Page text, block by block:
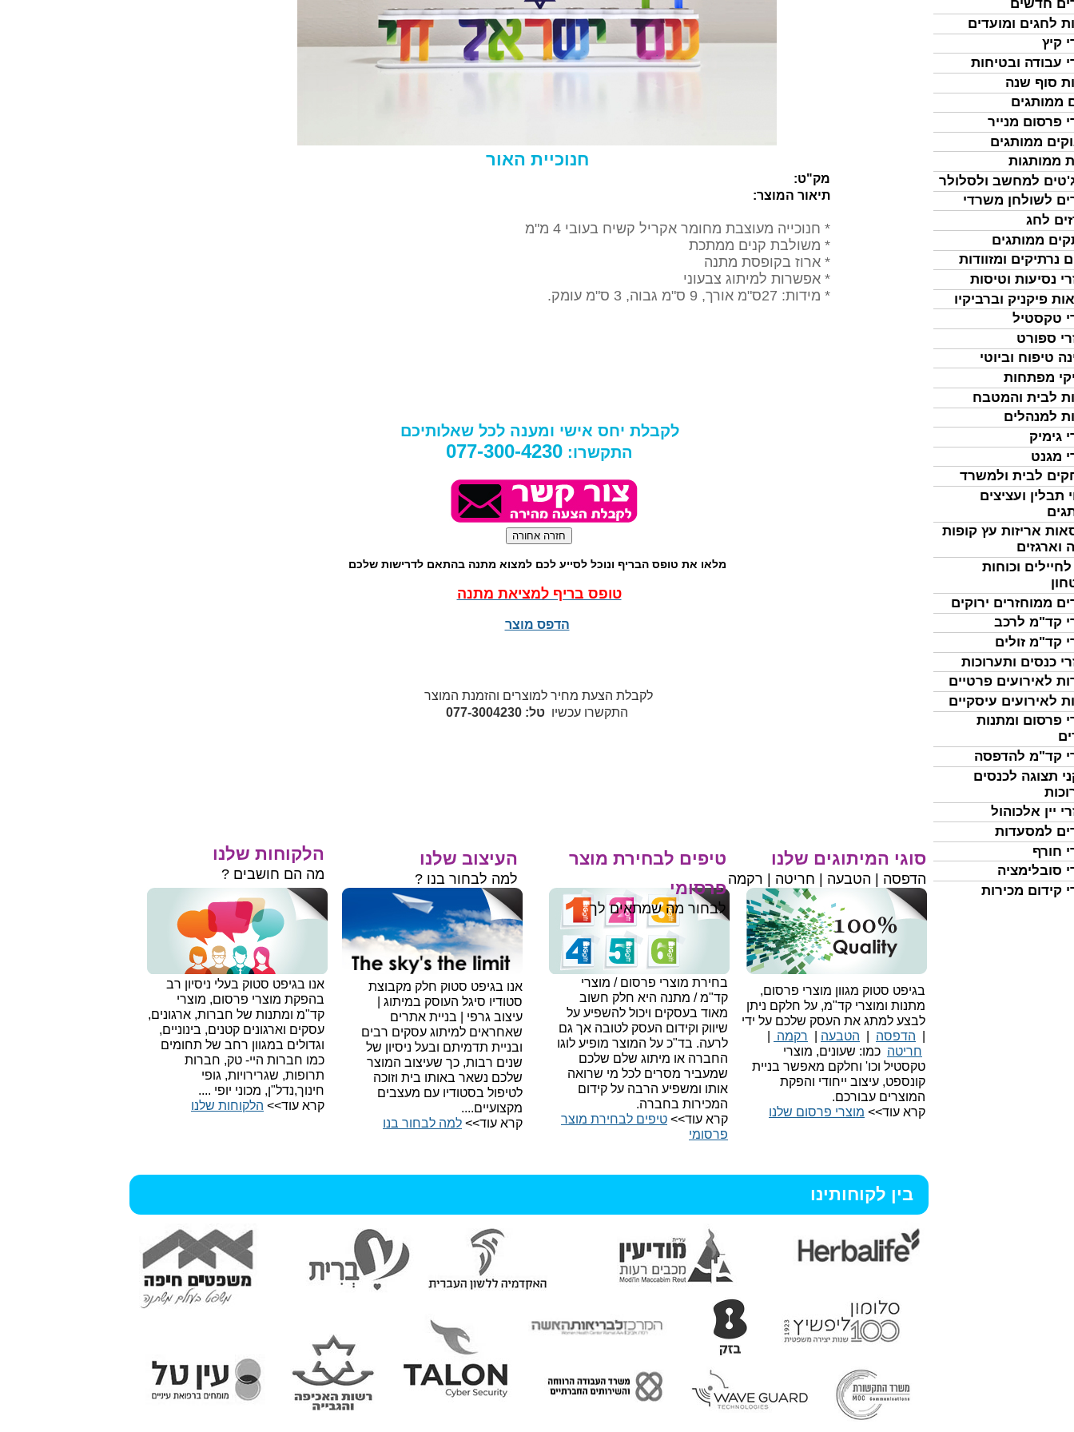
חדשים
לחגים ומועדים
קיץ
עבודה ובטיחות
סוף שנה
ממותגים
פרסום מנייר
ממותגים
ממותגות
למחשב ולסלולר
לשולחן משרדי
לחג
ממותגים
נרתיקים ומזוודות
נסיעות וטיסות
פיקניק וברביקיו
טקסטיל
ספורט
טיפוח וביוטי
מפתחות
לבית והמטבח
למנהלים
גימיק
מגנט
לבית ולמשרד
תבלין ועציצים
אריזות עץ קופות
וארגזים
לחיילים וכוחות
ממוחזרים ירוקים
קד"מ לרכב
קד"מ זולים
כנסים ותערוכות
לאירועים פרטיים
לאירועים עיסקיים
פרסום ומתנות
קד"מ להדפסה
תצוגה לכנסים
יין אלכוהול
למסעדות
חורף
סובלימציה
קידום מכירות
חנוכיית האור
מק"ט:
תיאור המוצר:
* חנוכייה מעוצבת מחומר אקריל קשיח בעובי 4 מ"מ
* משולבת קנים ממתכת
* ארוז בקופסת מתנה
* אפשרות למיתוג צבעוני
* מידות: 27ס"מ אורך, 9 ס"מ גבוה, 3 ס"מ עומק.
לקבלת יחס אישי ומענה לכל שאלותיכם
התקשרו: 077-300-4230
מלאו את טופס הבריף ונוכל לסייע לכם למצוא מתנה בהתאם לדרישות שלכם
טופס בריף למציאת מתנה
הדפס מוצר
לקבלת הצעת מחיר למוצרים והזמנת המוצר
התקשרו עכשיו טל: 077-3004230
אנו בגיפט סטוק חלק מקבוצת
סטודיו סיגל העוסק במיתוג |
עיצוב גרפי | בניית אתרים
שאחראים למיתוג עסקים רבים
ובניית תדמיתם ובעל ניסיון של
שנים רבות, כך שעיצוב המוצר
שלכם נשאר באותו בית וזוכה
לטיפול בסטודיו עם מעצבים
מקצועיים....
קרא עוד>> למה לבחור בנו​
בגיפט סטוק מגוון מוצרי פרסום,
מתנות ומוצרי קד"מ, על חלקם ניתן
לבצע למתג את העסק שלכם על ידי
הדפסה הטבעה רקמה
חריטה כמו: שעונים, מוצרי
טקסטיל וכו' וחלקם מאפשר בניית
קונספט, עיצוב ייחודי והפקת
המוצרים עבורכם.
קרא עוד>> מוצרי פרסום שלנו
אנו בגיפט סטוק בעלי ניסיון רב
בהפקת מוצרי פרסום, מוצרי
קד"מ ומתנות של חברות, ארגונים,
עסקים וארגונים קטנים, בינוניים,
וגדולים במגוון רחב של תחומים
כמו חברות היי- טק, חברות
תרופות, שגרירויות, גופי
חינוך,נדל"ן, מכוני יופי ....
קרא עוד>> הלקוחות שלנו
בחירת מוצרי פרסום / מוצרי
קד"מ / מתנה היא חלק חשוב
מאוד בעסקים ויכול להשפיע על
שיווק וקידום העסק לטובה אך גם
לרעה. בד"כ על המוצר מופיע לוגו
החברה או מיתוג שלם שלכם
שמעביר מסרים לכל מי שרואה
אותו ומשפיע הרבה על קידום
המכירות בחברה.
קרא עוד>> טיפים לבחירת מוצר
פרסומי
טיפים לבחירת מוצר
פרסומי
לבחור מה שמתאים לך
העיצוב שלנו
למה לבחור בנו ?
סוגי המיתוגים שלנו
הדפסה | הטבעה | חריטה | רקמה
הלקוחות שלנו
מה הם חושבים ?
בין לקוחותינו